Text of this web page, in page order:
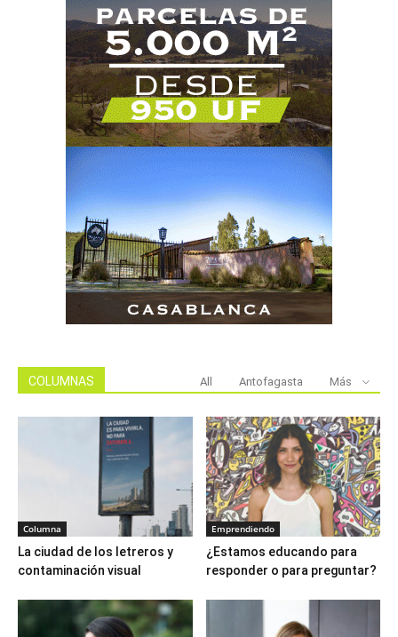
COLUMNAS All Antofagasta Más
Columna
La ciudad de los letreros y
contaminación visual
Emprendiendo
¿Estamos educando para
responder o para preguntar?